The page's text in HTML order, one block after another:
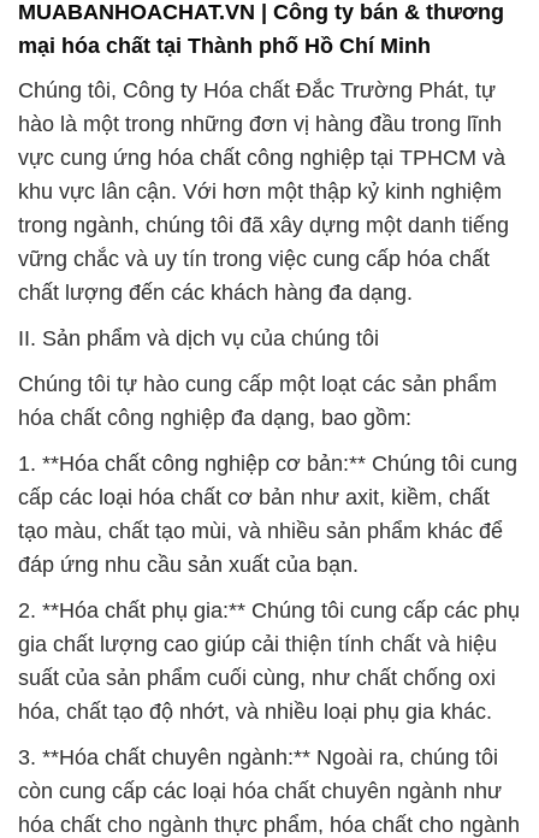
MUABANHOACHAT.VN | Công ty bán & thương
mại hóa chất tại Thành phố Hồ Chí Minh
Chúng tôi, Công ty Hóa chất Đắc Trường Phát, tự
hào là một trong những đơn vị hàng đầu trong lĩnh
vực cung ứng hóa chất công nghiệp tại TPHCM và
khu vực lân cận. Với hơn một thập kỷ kinh nghiệm
trong ngành, chúng tôi đã xây dựng một danh tiếng
vững chắc và uy tín trong việc cung cấp hóa chất
chất lượng đến các khách hàng đa dạng.
II. Sản phẩm và dịch vụ của chúng tôi
Chúng tôi tự hào cung cấp một loạt các sản phẩm
hóa chất công nghiệp đa dạng, bao gồm:
1. **Hóa chất công nghiệp cơ bản:** Chúng tôi cung
cấp các loại hóa chất cơ bản như axit, kiềm, chất
tạo màu, chất tạo mùi, và nhiều sản phẩm khác để
đáp ứng nhu cầu sản xuất của bạn.
2. **Hóa chất phụ gia:** Chúng tôi cung cấp các phụ
gia chất lượng cao giúp cải thiện tính chất và hiệu
suất của sản phẩm cuối cùng, như chất chống oxi
hóa, chất tạo độ nhớt, và nhiều loại phụ gia khác.
3. **Hóa chất chuyên ngành:** Ngoài ra, chúng tôi
còn cung cấp các loại hóa chất chuyên ngành như
hóa chất cho ngành thực phẩm, hóa chất cho ngành